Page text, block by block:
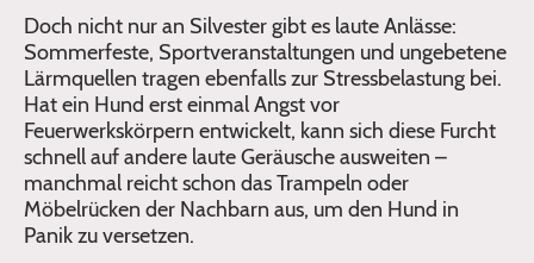
Doch nicht nur an Silvester gibt es laute Anlässe:
Sommerfeste, Sportveranstaltungen und ungebetene
Lärmquellen tragen ebenfalls zur Stressbelastung bei.
Hat ein Hund erst einmal Angst vor
Feuerwerkskörpern entwickelt, kann sich diese Furcht
schnell auf andere laute Geräusche ausweiten –
manchmal reicht schon das Trampeln oder
Möbelrücken der Nachbarn aus, um den Hund in
Panik zu versetzen.